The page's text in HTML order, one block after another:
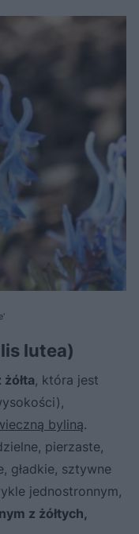
lutea)
, która jest
byliną.
pierzaste,
gładkie, sztywne
jednostronnym,
z żółtych,